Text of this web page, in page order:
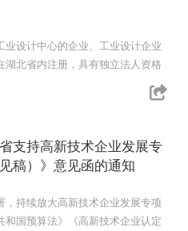
设计中心的企业、工业设计企业
北省内注册，具有独立法人资格
支持高新技术企业发展专
稿）》意见函的通知
持续放大高新技术企业发展专项
国预算法》《高新技术企业认定